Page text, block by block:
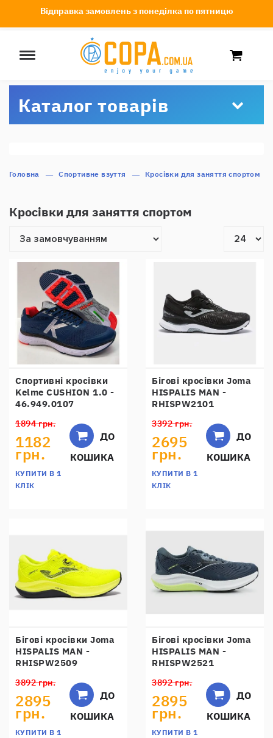
Каталог товарів
Головна Спортивне взуття Кросівки для заняття спортом
Кросівки для заняття спортом
Спортивні кросівки
Kelme CUSHION 1.0 -
46.949.0107
1894 грн.
1182
грн.
КУПИТИ В 1
КЛІК
ДО
КОШИКА
Бігові кросівки Joma
HISPALIS MAN -
RHISPW2101
3392 грн.
2695
грн.
КУПИТИ В 1
КЛІК
ДО
КОШИКА
Бігові кросівки Joma
HISPALIS MAN -
RHISPW2509
3892 грн.
2895
грн.
КУПИТИ В 1
ДО
КОШИКА
Бігові кросівки Joma
HISPALIS MAN -
RHISPW2521
3892 грн.
2895
грн.
КУПИТИ В 1
ДО
КОШИКА
Відправка замовлень з понеділка по пятницю